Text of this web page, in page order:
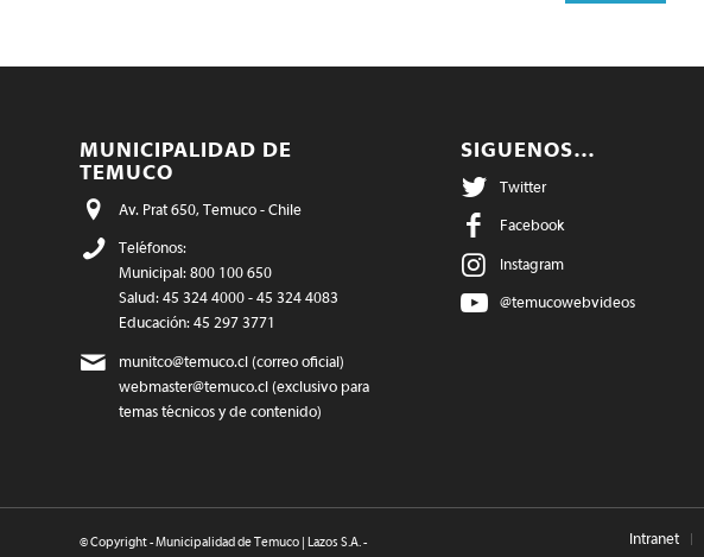
MUNICIPALIDAD DE
TEMUCO
Av. Prat 650, Temuco - Chile
Teléfonos:
Municipal: 800 100 650
Salud: 45 324 4000 - 45 324 4083
Educación: 45 297 3771
munitco@temuco.cl (correo oficial)
webmaster@temuco.cl (exclusivo para
temas técnicos y de contenido)
SIGUENOS…
Twitter
Facebook
Instagram
@temucowebvideos
© Copyright - Municipalidad de Temuco | Lazos S.A. - Intranet